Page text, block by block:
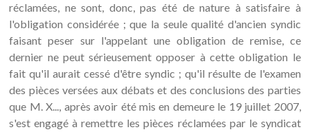
réclamées, ne sont, donc, pas été de nature à satisfaire à
l'obligation considérée ; que la seule qualité d'ancien syndic
faisant peser sur l'appelant une obligation de remise, ce
dernier ne peut sérieusement opposer à cette obligation le
fait qu'il aurait cessé d'être syndic ; qu'il résulte de l'examen
des pièces versées aux débats et des conclusions des parties
que M. X..., après avoir été mis en demeure le 19 juillet 2007,
s'est engagé à remettre les pièces réclamées par le syndicat